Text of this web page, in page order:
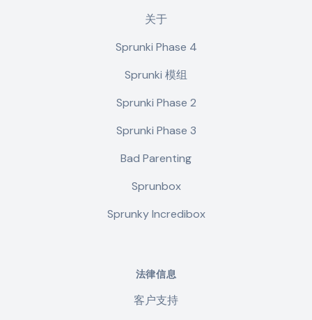
关于
Sprunki Phase 4
Sprunki 模组
Sprunki Phase 2
Sprunki Phase 3
Bad Parenting
Sprunbox
Sprunky Incredibox
法律信息
客户支持